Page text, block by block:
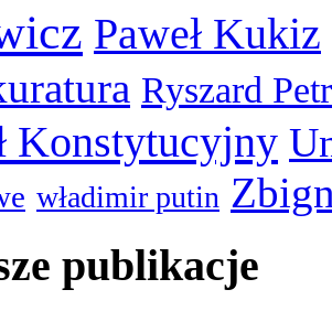
Paweł Kukiz
Ryszard
Konstytucyjny
władimir putin
publikacje